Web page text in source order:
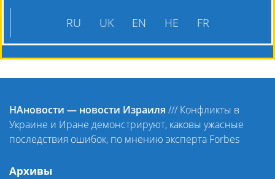
RU UK EN HE FR
НАновости — новости Израиля /// Конфликты в
Украине и Иране демонстрируют, каковы ужасные
последствия ошибок, по мнению эксперта Forbes
Архивы